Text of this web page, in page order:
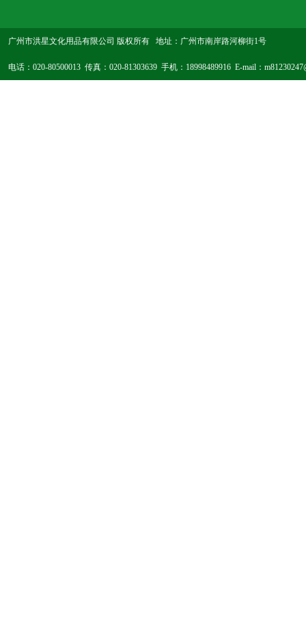
广州市洪星文化用品有限公司 版权所有 地址：广州市南岸路河柳街1号
电话：020-80500013 传真：020-81303639 手机：18998489916 E-mail：